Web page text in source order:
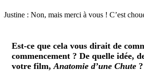
Justine : Non, mais merci à vous ! C’est
Est-ce que cela vous dirait de
commencement ? De quelle idée,
votre film, Anatomie d’une Chute ?